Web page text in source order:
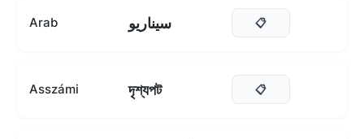
Arab سيناريو 📋
Asszámi দৃশ্যপট 📋